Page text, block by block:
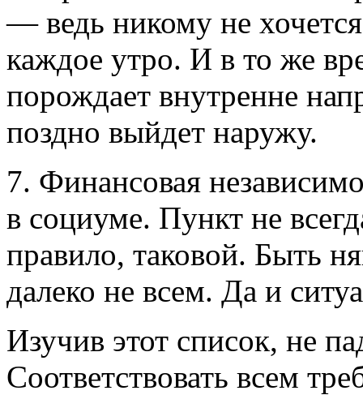
— ведь никому не
каждое утро. И в то же
порождает внутренне
поздно выйдет наружу.
7. Финансовая
в социуме. Пункт не
правило, таковой. Быть
далеко не всем. Да и
Изучив этот список, не
Соответствовать всем